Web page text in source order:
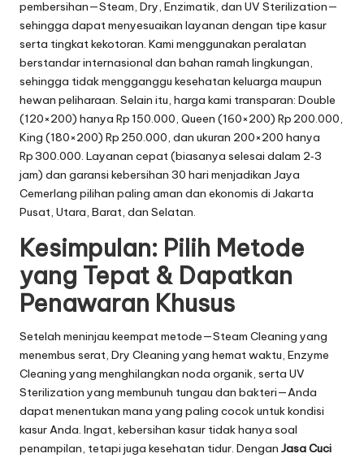
pembersihan—Steam, Dry, Enzimatik, dan UV Sterilization—
sehingga dapat menyesuaikan layanan dengan tipe kasur
serta tingkat kekotoran. Kami menggunakan peralatan
berstandar internasional dan bahan ramah lingkungan,
sehingga tidak mengganggu kesehatan keluarga maupun
hewan peliharaan. Selain itu, harga kami transparan: Double
(120×200) hanya Rp 150.000, Queen (160×200) Rp 200.000,
King (180×200) Rp 250.000, dan ukuran 200×200 hanya
Rp 300.000. Layanan cepat (biasanya selesai dalam 2‑3
jam) dan garansi kebersihan 30 hari menjadikan Jaya
Cemerlang pilihan paling aman dan ekonomis di Jakarta
Pusat, Utara, Barat, dan Selatan.
Kesimpulan: Pilih Metode
yang Tepat & Dapatkan
Penawaran Khusus
Setelah meninjau keempat metode—Steam Cleaning yang
menembus serat, Dry Cleaning yang hemat waktu, Enzyme
Cleaning yang menghilangkan noda organik, serta UV
Sterilization yang membunuh tungau dan bakteri—Anda
dapat menentukan mana yang paling cocok untuk kondisi
kasur Anda. Ingat, kebersihan kasur tidak hanya soal
penampilan, tetapi juga kesehatan tidur. Dengan Jasa Cuci